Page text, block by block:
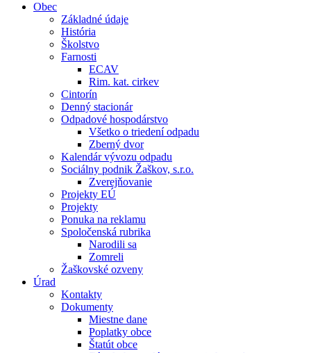
Obec
Základné údaje
História
Školstvo
Farnosti
ECAV
Rim. kat. cirkev
Cintorín
Denný stacionár
Odpadové hospodárstvo
Všetko o triedení odpadu
Zberný dvor
Kalendár vývozu odpadu
Sociálny podnik Žaškov, s.r.o.
Zverejňovanie
Projekty EÚ
Projekty
Ponuka na reklamu
Spoločenská rubrika
Narodili sa
Zomreli
Žaškovské ozveny
Úrad
Kontakty
Dokumenty
Miestne dane
Poplatky obce
Štatút obce